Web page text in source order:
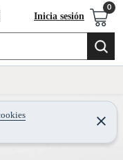
Inicia sesión
C
r